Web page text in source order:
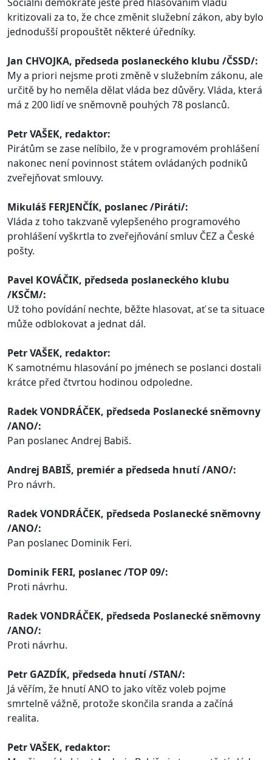
kritizovali za to, že chce změnit služební zákon, aby bylo
jednodušší propouštět některé úředníky.
Jan CHVOJKA, předseda poslaneckého klubu /ČSSD/:
My a priori nejsme proti změně v služebním zákonu, ale
určitě by ho neměla dělat vláda bez důvěry. Vláda, která
má z 200 lidí ve sněmovně pouhých 78 poslanců.
Petr VAŠEK, redaktor:
Pirátům se zase nelíbilo, že v programovém prohlášení
nakonec není povinnost státem ovládaných podniků
zveřejňovat smlouvy.
Mikuláš FERJENČÍK, poslanec/Piráti/:
Vláda z toho takzvaně vylepšeného programového
prohlášení vyškrtla to zveřejňování smluv ČEZ a České
pošty.
Pavel KOVÁČIK, předseda poslaneckého klubu
/KSČM/:
Už toho povídání nechte, běžte hlasovat, ať se ta situace
může odblokovat a jednat dál.
Petr VAŠEK, redaktor:
K samotnému hlasování po jménech se poslanci dostali
krátce před čtvrtou hodinou odpoledne.
Radek VONDRÁČEK, předseda Poslaneckésněmovny
/ANO/:
Pan poslanec Andrej Babiš.
Andrej BABIŠ, premiér a předseda hnutí /ANO/:
Pro návrh.
Radek VONDRÁČEK, předseda Poslaneckésněmovny
/ANO/:
Pan poslanec Dominik Feri.
Dominik FERI, poslanec/TOP 09/:
Proti návrhu.
Radek VONDRÁČEK, předseda Poslaneckésněmovny
/ANO/:
Proti návrhu.
Petr GAZDÍK, předseda hnutí /STAN/:
Já věřím, že hnutí ANO to jako vítěz voleb pojme
smrtelně vážně, protože skončila sranda a začíná
realita.
Petr VAŠEK, redaktor: